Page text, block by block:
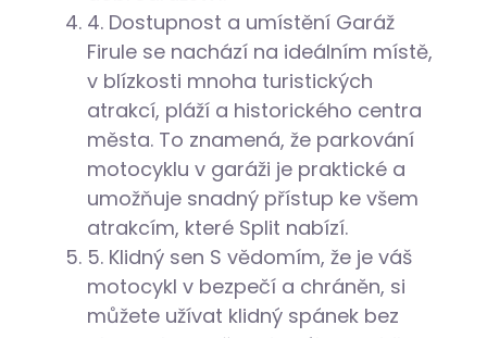
4. Dostupnost a umístění Garáž
Firule se nachází na ideálním místě,
v blízkosti mnoha turistických
atrakcí, pláží a historického centra
města. To znamená, že parkování
motocyklu v garáži je praktické a
umožňuje snadný přístup ke všem
atrakcím, které Split nabízí.
5. Klidný sen S vědomím, že je váš
motocykl v bezpečí a chráněn, si
můžete užívat klidný spánek bez